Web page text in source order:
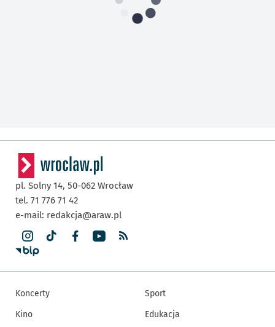
pl. Solny 14, 50-062 Wrocław
tel. 71 776 71 42
e-mail: redakcja@araw.pl
Koncerty
Kino
Sport
Edukacja